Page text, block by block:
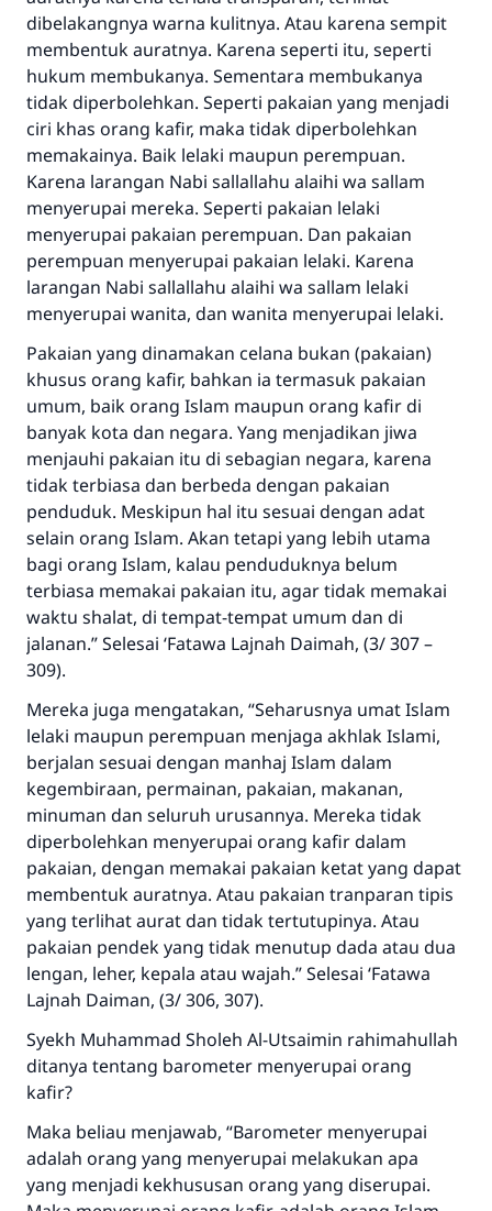
dibelakangnya warna kulitnya. Atau karena sempit
membentuk auratnya. Karena seperti itu, seperti
hukum membukanya. Sementara membukanya
tidak diperbolehkan. Seperti pakaian yang menjadi
ciri khas orang kafir, maka tidak diperbolehkan
memakainya. Baik lelaki maupun perempuan.
Karena larangan Nabi sallallahu alaihi wa sallam
menyerupai mereka. Seperti pakaian lelaki
menyerupai pakaian perempuan. Dan pakaian
perempuan menyerupai pakaian lelaki. Karena
larangan Nabi sallallahu alaihi wa sallam lelaki
menyerupai wanita, dan wanita menyerupai lelaki.
Pakaian yang dinamakan celana bukan (pakaian)
khusus orang kafir, bahkan ia termasuk pakaian
umum, baik orang Islam maupun orang kafir di
banyak kota dan negara. Yang menjadikan jiwa
menjauhi pakaian itu di sebagian negara, karena
tidak terbiasa dan berbeda dengan pakaian
penduduk. Meskipun hal itu sesuai dengan adat
selain orang Islam. Akan tetapi yang lebih utama
bagi orang Islam, kalau penduduknya belum
terbiasa memakai pakaian itu, agar tidak memakai
waktu shalat, di tempat-tempat umum dan di
jalanan.” Selesai ‘Fatawa Lajnah Daimah, (3/ 307 –
309).
Mereka juga mengatakan, “Seharusnya umat Islam
lelaki maupun perempuan menjaga akhlak Islami,
berjalan sesuai dengan manhaj Islam dalam
kegembiraan, permainan, pakaian, makanan,
minuman dan seluruh urusannya. Mereka tidak
diperbolehkan menyerupai orang kafir dalam
pakaian, dengan memakai pakaian ketat yang dapat
membentuk auratnya. Atau pakaian tranparan tipis
yang terlihat aurat dan tidak tertutupinya. Atau
pakaian pendek yang tidak menutup dada atau dua
lengan, leher, kepala atau wajah.” Selesai ‘Fatawa
Lajnah Daiman, (3/ 306, 307).
Syekh Muhammad Sholeh Al-Utsaimin rahimahullah
ditanya tentang barometer menyerupai orang
kafir?
Maka beliau menjawab, “Barometer menyerupai
adalah orang yang menyerupai melakukan apa
yang menjadi kekhususan orang yang diserupai.
Bantu kami dalam memberikan jawaban untuk umat
Rasulullah ﷺ bersabda
"Siapa yang menunjukkan suatu kebaikan,
meka dia akan mendapatkan pahala yang
sama dengan orang yang melakukannya"
MUSLIM, 1893
Saham